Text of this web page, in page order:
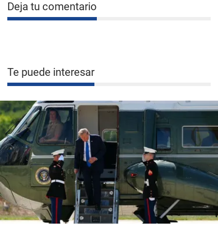
Deja tu comentario
Te puede interesar